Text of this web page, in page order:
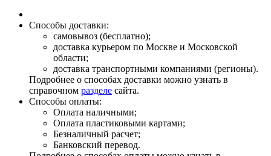
Способы доставки:
самовывоз (бесплатно);
доставка курьером по Москве и Московской
области;
доставка транспортными компаниями (регионы).
Подробнее о способах доставки можно узнать в
справочном разделе сайта.
Способы оплаты:
Оплата наличными;
Оплата пластиковыми картами;
Безналичный расчет;
Банковский перевод.